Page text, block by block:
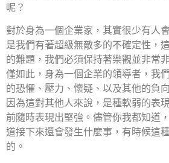
呢？
對於身為一個企業家，其實很少有人
是我們有著超級無敵多的不確定性，
的難題，我們必須保持著樂觀並非常
僅如此，身為一個企業的領導者，我
的恐懼、壓力、懷疑、以及其他的負
因為這對其他人來說，是種軟弱的表
前隨時表現出堅強。儘管你我都知道
道接下來還會發生什麼事，有時候這
的。